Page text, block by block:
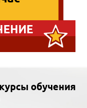
обучения